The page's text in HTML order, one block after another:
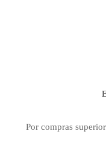
Por compras